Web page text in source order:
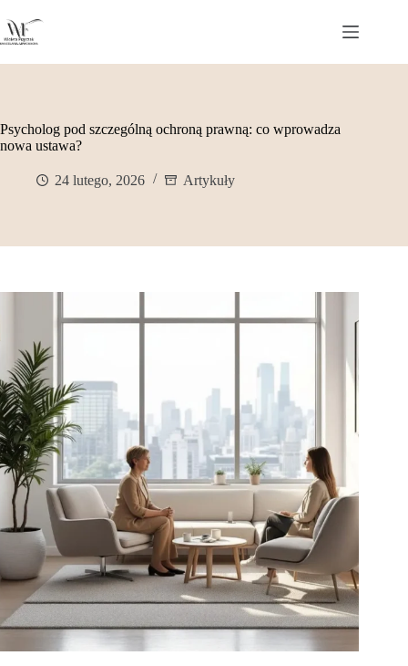
do
treści
Psycholog pod szczególną ochroną prawną: co wprowadza
nowa ustawa?
24 lutego, 2026 Artykuły